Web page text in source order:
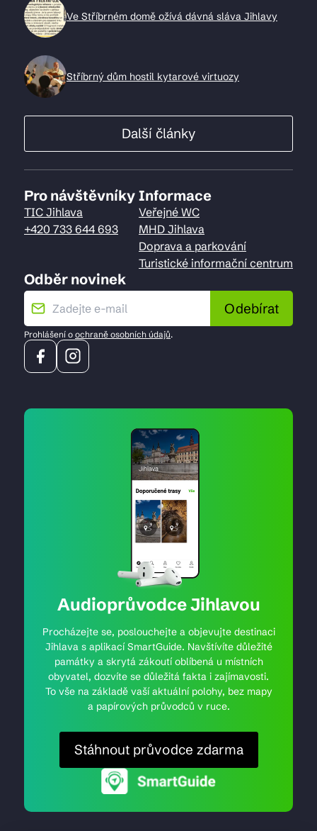
Ve Stříbrném domě ožívá dávná sláva Jihlavy
Stříbrný dům hostil kytarové virtuozy
Další články
Pro návštěvníky
TIC Jihlava
+420 733 644 693
Informace
Veřejné WC
MHD Jihlava
Doprava a parkování
Turistické informační centrum
Odběr novinek
Odebírat
Prohlášení o ochraně osobních údajů.
Audioprůvodce Jihlavou
Procházejte se, poslouchejte a objevujte destinaci
Jihlava s aplikací SmartGuide. Navštívíte důležité
památky a skrytá zákoutí oblíbená u místních
obyvatel, dozvíte se důležitá fakta i zajímavosti.
To vše na základě vaší aktuální polohy, bez mapy
a papírových průvodců v ruce.
Stáhnout průvodce zdarma